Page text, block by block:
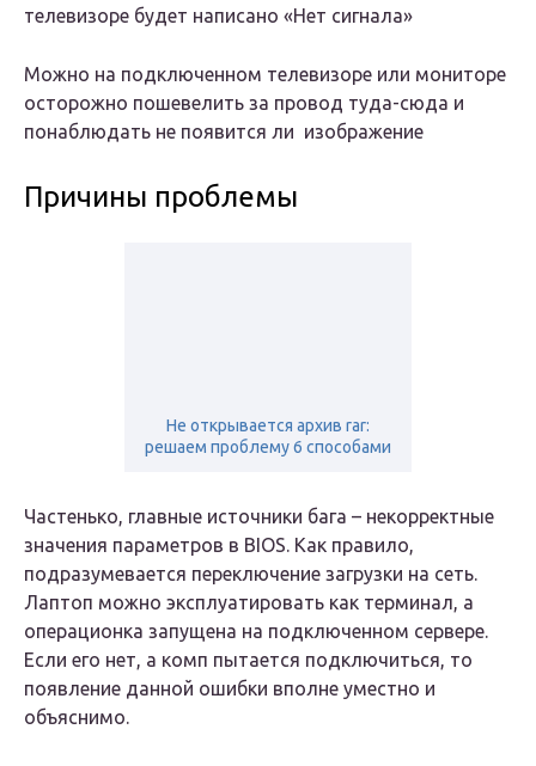
телевизоре будет написано «Нет сигнала»
Можно на подключенном телевизоре или мониторе
осторожно пошевелить за провод туда-сюда и
понаблюдать не появится ли изображение
Причины проблемы
Не открывается архив rar:
решаем проблему 6 способами
Частенько, главные источники бага – некорректные
значения параметров в BIOS. Как правило,
подразумевается переключение загрузки на сеть.
Лаптоп можно эксплуатировать как терминал, а
операционка запущена на подключенном сервере.
Если его нет, а комп пытается подключиться, то
появление данной ошибки вполне уместно и
объяснимо.